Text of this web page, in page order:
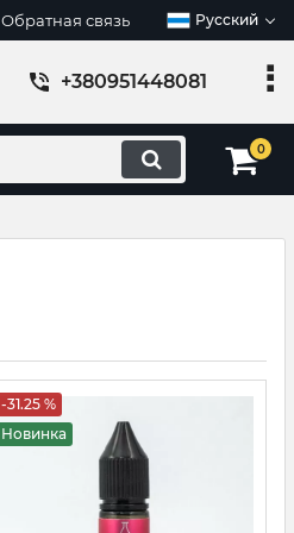
Обратная связь Русский
+380951448081
0
-31.25 %
Новинка